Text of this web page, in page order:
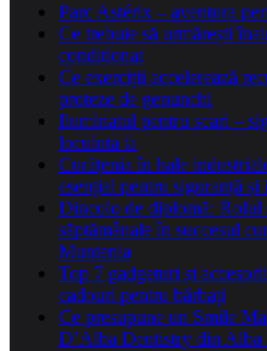
Parc Astérix – aventura
Ce trebuie să urmărești
condiționat
Ce exerciții accelerează
proteze de genunchi
Iluminatul pentru scari –
locuinta ta
Curățenia în hale
esențial pentru siguranță și
Dincolo de diplomă: Rolul
săptămânale în succesul
Muntenia
Top 7 gadgeturi și
cadouri pentru bărbați
Ce presupune un Smile
D’Alba Dentistry din Alba